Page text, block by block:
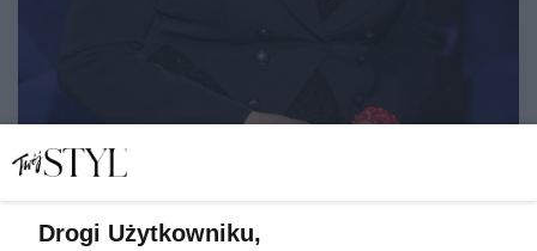
Drogi Użytkowniku,